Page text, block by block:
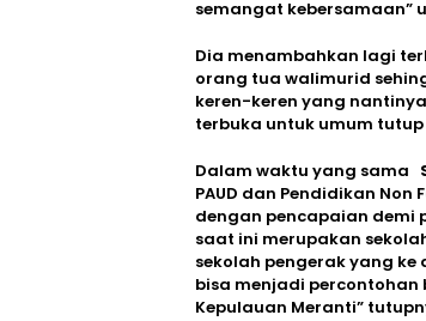
semangat kebersamaan”
Dia menambahkan lagi
orang tua walimurid
keren-keren yang
terbuka untuk umum
Dalam waktu yang sama
PAUD dan Pendidikan
dengan pencapaian demi
saat ini merupakan
sekolah pengerak yang
bisa menjadi percontohan
Kepulauan Meranti”